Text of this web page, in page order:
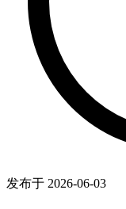
发布于 2026-06-03